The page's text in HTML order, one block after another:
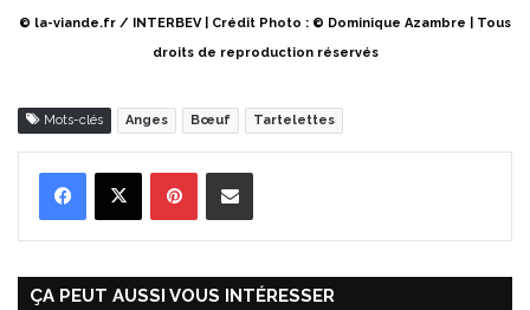
© la-viande.fr / INTERBEV | Crédit Photo : © Dominique Azambre | Tous
droits de reproduction réservés
Mots-clés Anges Bœuf Tartelettes
ÇA PEUT AUSSI VOUS INTÉRESSER